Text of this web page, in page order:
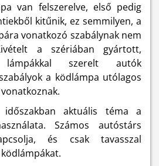
van felszerelve, első pedig
kitűnik, ez semmilyen, a
vonatkozó szabálynak nem
a szériában gyártott,
lámpákkal szerelt autók
a ködlámpa utólagos
aktuális téma a
Számos autóstárs
és csak tavasszal